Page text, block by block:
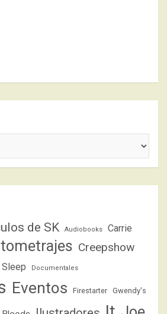
de SK Audiobooks Carrie
Creepshow
Sleep Documentales
Eventos Firestarter Gwendy's